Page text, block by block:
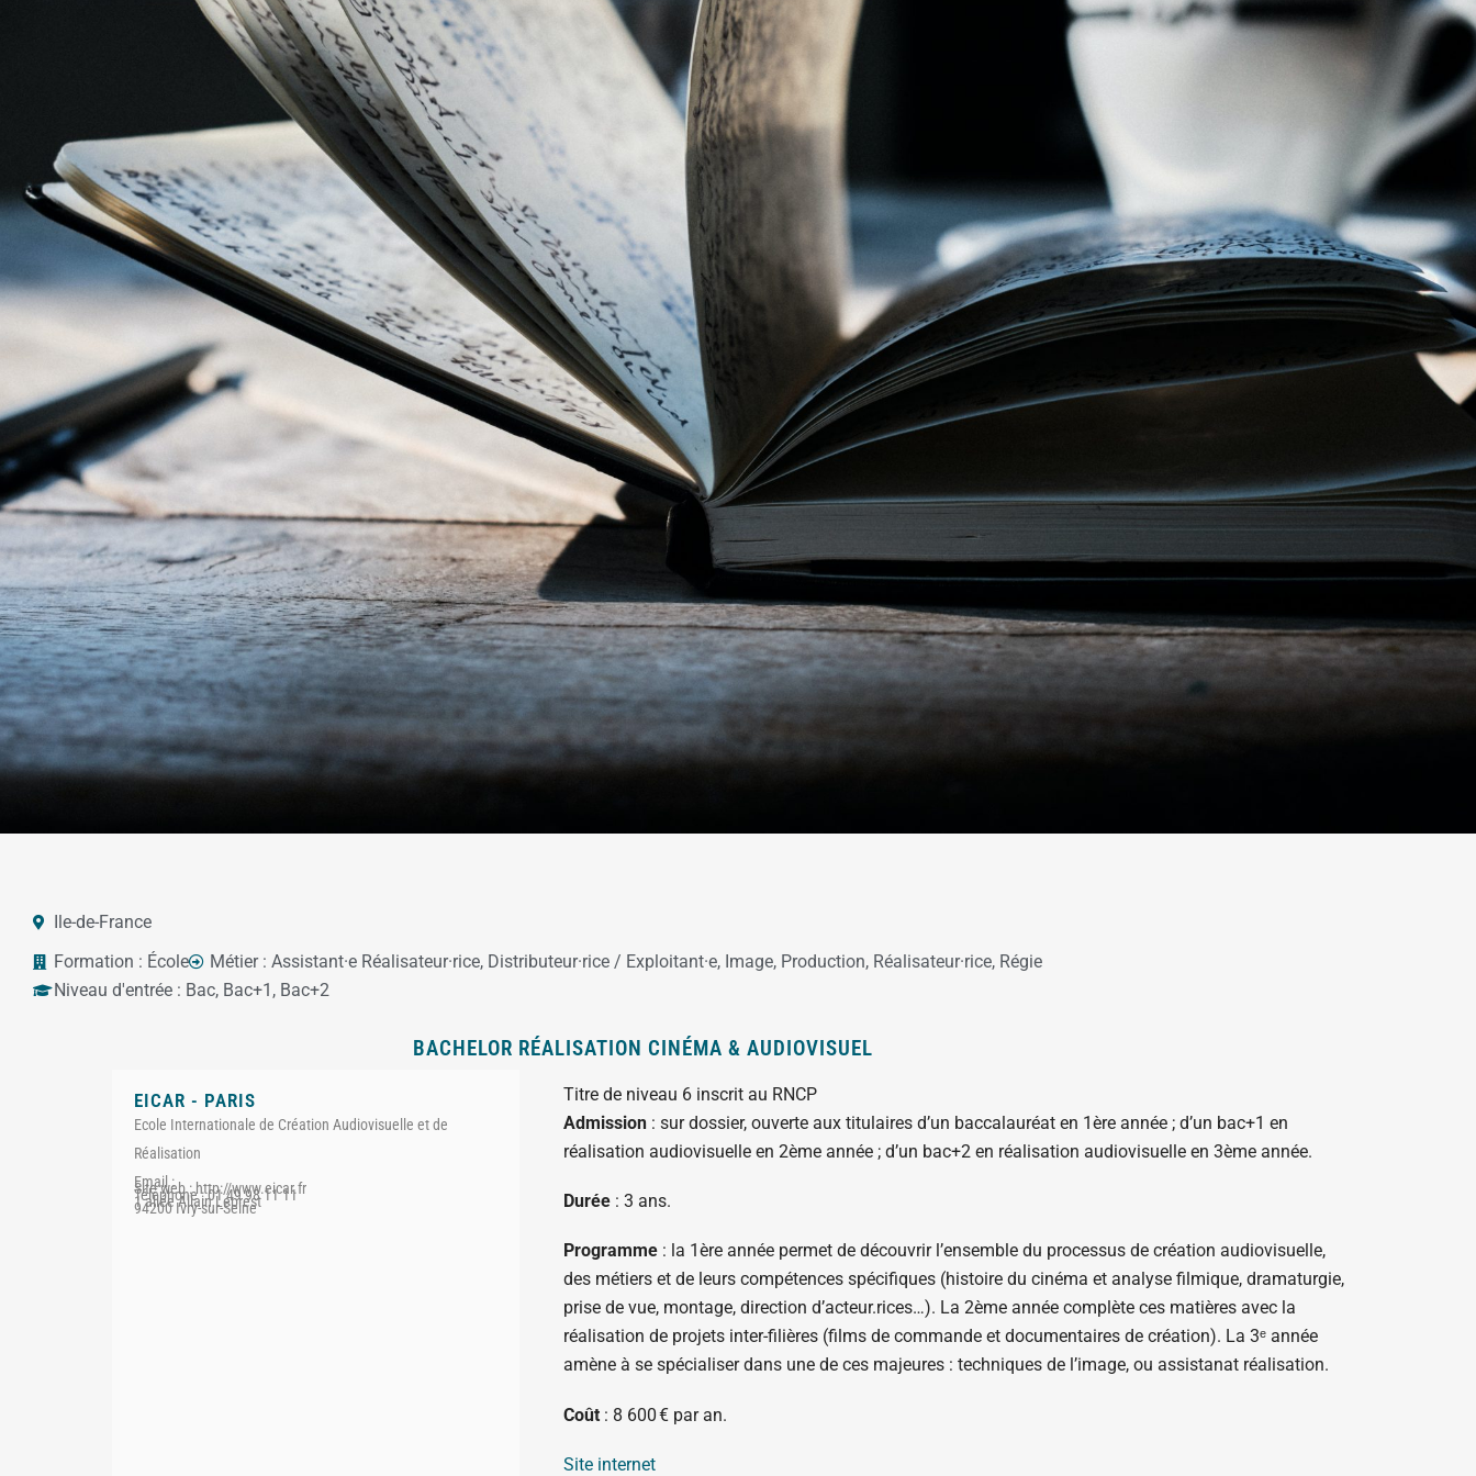
Ile-de-France
Formation : École Métier : Assistant·e Réalisateur·rice, Distributeur·rice / Exploitant·e, Image, Production, Réalisateur·rice, Régie
Niveau d'entrée : Bac, Bac+1 , Bac+2
BACHELOR RÉALISATION CINÉMA & AUDIOVISUEL
EICAR - PARIS
Ecole Internationale de Création Audiovisuelle et de
Réalisation
Email :
Site web : http://www.eicar.fr
Téléphone : 01 49 98 11 11
1 allée Allain Leprest
94200 Ivry-sur-Seine
Titre de niveau 6 inscrit au RNCP
Admission: sur dossier, ouverte aux titulaires d’un baccalauréat en 1ère année ; d’un bac+1 en
réalisation audiovisuelle en 2ème année ; d’un bac+2 en réalisation audiovisuelle en 3ème année.
Durée: 3 ans.
Programme: la 1ère année permet de découvrir l’ensemble du processus de création audiovisuelle,
des métiers et de leurs compétences spécifiques (histoire du cinéma et analyse filmique, dramaturgie,
prise de vue, montage, direction d’acteur.rices…). La 2ème année complète ces matières avec la
réalisation de projets inter-filières (films de commande et documentaires de création). La 3ᵉ année
amène à se spécialiser dans une de ces majeures : techniques de l’image, ou assistanat réalisation.
Coût: 8 600 € par an.
Site internet